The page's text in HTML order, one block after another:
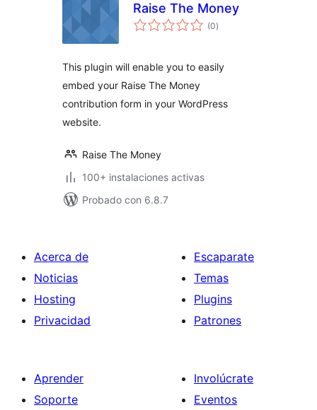
Raise The Money
(0total
de
)
This plugin will enable you to easily
embed your Raise The Money
contribution form in your WordPress
website.
Raise The Money
100+ instalaciones activas
Probado con 6.8.7
Acerca de
Noticias
Hosting
Privacidad
Escaparate
Temas
Plugins
Patrones
Aprender
Soporte
Involúcrate
Eventos